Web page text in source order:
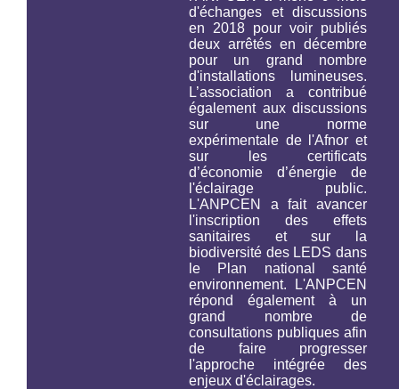
d'échanges et discussions
en 2018 pour voir publiés
deux arrêtés en décembre
pour un grand nombre
d'installations lumineuses.
L’association a contribué
également aux discussions
sur une norme
expérimentale de l'Afnor et
sur les certificats
d’économie d’énergie de
l'éclairage public.
L'ANPCEN a fait avancer
l'inscription des effets
sanitaires et sur la
biodiversité des LEDS dans
le Plan national santé
environnement. L'ANPCEN
répond également à un
grand nombre de
consultations publiques afin
de faire progresser
l'approche intégrée des
enjeux d'éclairages.